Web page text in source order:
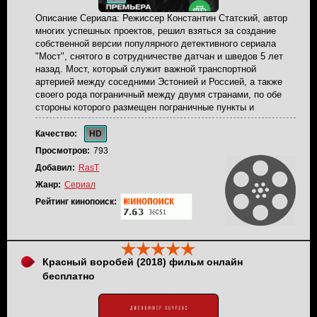
Описание Сериала: Режиссер Константин Статский, автор
многих успешных проектов, решил взяться за создание
собственной версии популярного детективного сериала
"Мост", снятого в сотрудничестве датчан и шведов 5 лет
назад. Мост, который служит важной транспортной
артерией между соседними Эстонией и Россией, а также
своего рода пограничный между двумя странами, по обе
стороны которого размещен пограничные пункты и
круглосуточно дежурят пограничники двух стран,
неожиданно и по непонятным причинам погружается в
полную темноту. Спустя некоторое время, когда освещение
включается на условной линии, которая делит две страны,
пограничники находят бездыханное тело. В любом другом
случае расследованием этого дела занимались
представители правоохранительных органов какой-то одной
из стран, но ситуация, когда труп обнаружен на линии
границы, заставляет начать совместное расследование
преступления прибывает опытный оперативник,
следователь по особо важным делам Максим Казанцев,
Эстонию же в этом резонансном деле представляет
Инга Веермаа. Вынужденно стал напарниками на время
этого расследования, они вынуждены будут проявить весь
Качество:
HD
Просмотров: 793
Добавил: RasT
Жанр: Сериал
Рейтинг кинопоиск:
Красный воробей (2018) фильм онлайн
бесплатно